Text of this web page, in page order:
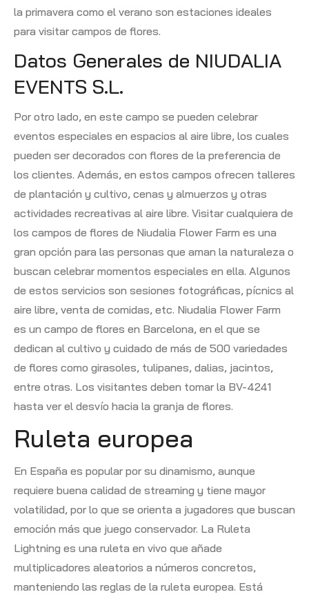
la primavera como el verano son estaciones ideales
para visitar campos de flores.
Datos Generales de NIUDALIA
EVENTS S.L.
Por otro lado, en este campo se pueden celebrar
eventos especiales en espacios al aire libre, los cuales
pueden ser decorados con flores de la preferencia de
los clientes. Además, en estos campos ofrecen talleres
de plantación y cultivo, cenas y almuerzos y otras
actividades recreativas al aire libre. Visitar cualquiera de
los campos de flores de Niudalia Flower Farm es una
gran opción para las personas que aman la naturaleza o
buscan celebrar momentos especiales en ella. Algunos
de estos servicios son sesiones fotográficas, pícnics al
aire libre, venta de comidas, etc. Niudalia Flower Farm
es un campo de flores en Barcelona, en el que se
dedican al cultivo y cuidado de más de 500 variedades
de flores como girasoles, tulipanes, dalias, jacintos,
entre otras. Los visitantes deben tomar la BV-4241
hasta ver el desvío hacia la granja de flores.
Ruleta europea
En España es popular por su dinamismo, aunque
requiere buena calidad de streaming y tiene mayor
volatilidad, por lo que se orienta a jugadores que buscan
emoción más que juego conservador. La Ruleta
Lightning es una ruleta en vivo que añade
multiplicadores aleatorios a números concretos,
manteniendo las reglas de la ruleta europea. Está